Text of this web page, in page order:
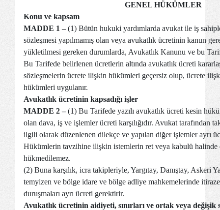
GENEL HÜKÜMLER
Konu ve kapsam
MADDE 1 –(1) Bütün hukuki yardımlarda avukat ile iş
sözleşmesi yapılmamış olan veya avukatlık ücretinin kanun
yükletilmesi gereken durumlarda, Avukatlık Kanunu ve bu
Bu Tarifede belirlenen ücretlerin altında avukatlık ücreti
sözleşmelerin ücrete ilişkin hükümleri geçersiz olup, ücrete
hükümleri uygulanır.
Avukatlık ücretinin kapsadığı işler
MADDE 2 –(1) Bu Tarifede yazılı avukatlık ücreti kesin
olan dava, iş ve işlemler ücreti karşılığıdır. Avukat tarafından
ilgili olarak düzenlenen dilekçe ve yapılan diğer işlemler ayrı
Hükümlerin tavzihine ilişkin istemlerin ret veya kabulü halinde
hükmedilemez.
(2) Buna karşılık, icra takipleriyle, Yargıtay, Danıştay, Askeri
temyizen ve bölge idare ve bölge adliye mahkemelerinde
duruşmaları ayrı ücreti gerektirir.
Avukatlık ücretinin aidiyeti, sınırları ve ortak veya değişik